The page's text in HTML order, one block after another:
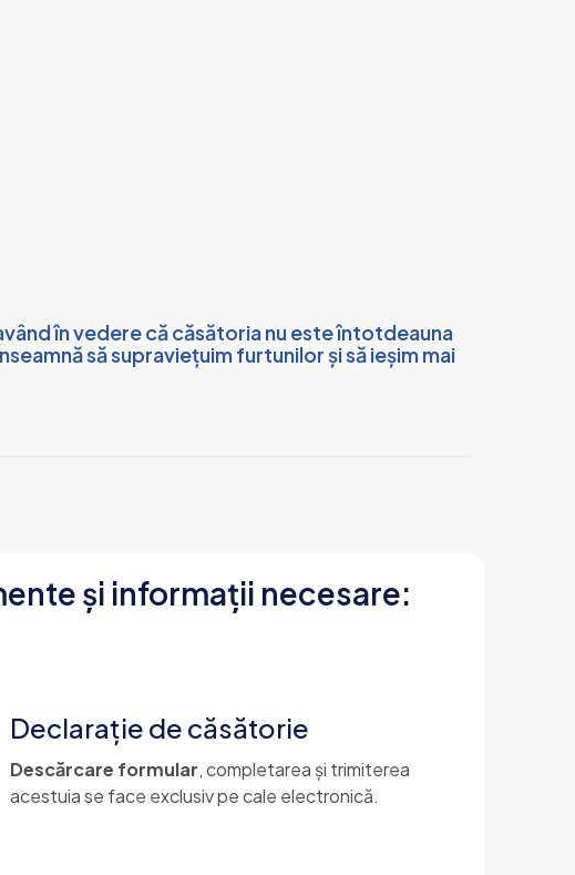
în vedere că căsătoria nu este întotdeauna
să supraviețuim furtunilor și să ieșim mai
și informații necesare:
Declarație de căsătorie
Descărcare formular, completarea și trimiterea
acestuia se face exclusiv pe cale electronică.